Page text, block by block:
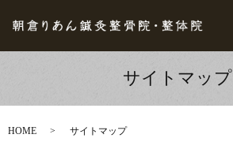
サイトマップ
HOME サイトマップ